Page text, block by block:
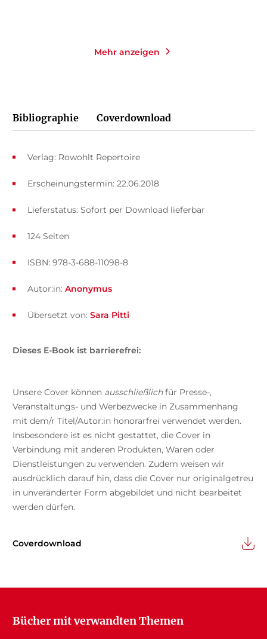
Mehr anzeigen
Bibliographie Coverdownload
Verlag: Rowohlt Repertoire
Übersetzt von: Sara Pitti
Erscheinungstermin: 22.06.2018
Lieferstatus: Sofort per Download lieferbar
ISBN: 978-3-688-11098-8
124 Seiten
Autor:in: Anonymus
Dieses E-Book ist barrierefrei:
Unsere Cover können ausschließlichfür Presse-,
Veranstaltungs- und Werbezwecke in Zusammenhang
mit dem/r Titel/Autor:in honorarfrei verwendet werden.
Insbesondere ist es nicht gestattet, die Cover in
Verbindung mit anderen Produkten, Waren oder
Dienstleistungen zu verwenden. Zudem weisen wir
ausdrücklich darauf hin, dass die Cover nur originalgetreu
in unveränderter Form abgebildet und nicht bearbeitet
werden dürfen.
Coverdownload
Bücher mit verwandten Themen